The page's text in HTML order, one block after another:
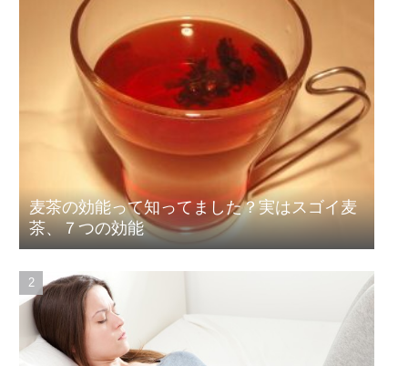
麦茶の効能って知ってました？実はスゴイ麦
茶、７つの効能